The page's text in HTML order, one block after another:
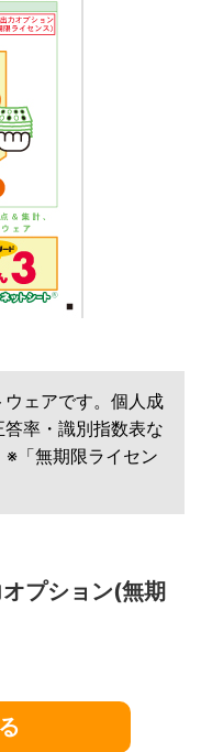
ェアです。個人成
率・識別指数表な
※「無期限ライセン
プション(無期